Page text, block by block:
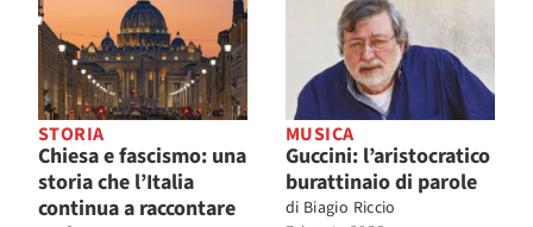
STORIA
Chiesa e fascismo: una
storia che l’Italia
continua a raccontare
MUSICA
Guccini: l’aristocratico
burattinaio di parole
di Biagio Riccio